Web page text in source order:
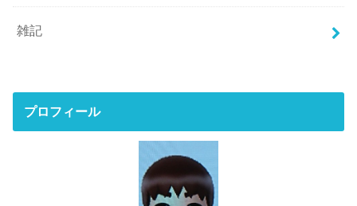
雑記
プロフィール